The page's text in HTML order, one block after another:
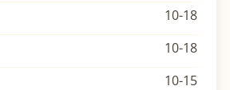
10-18
10-18
10-15